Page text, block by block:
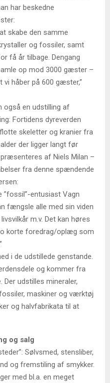
har beskedne
skabe den samme
og fossiler, samt
få år tilbage. Dengang
op mod 3000 gæster –
vi håber på 600 gæster,”
også en udstilling af
Fortidens dyreverden
skeletter og kranier fra
der ligger langt før
præsenteres af Niels Milan –
fra denne spændende
entusiast Vagn
fængsle alle med sin viden
m.v. Det kan høres
korte foredrag/oplæg som
i de udstillede genstande.
og kommer fra
Der udstilles mineraler,
maskiner og værktøj
og halvfabrikata til at
og salg
Sølvsmed, stensliber,
og fremstiling af smykker.
med bl.a. en meget